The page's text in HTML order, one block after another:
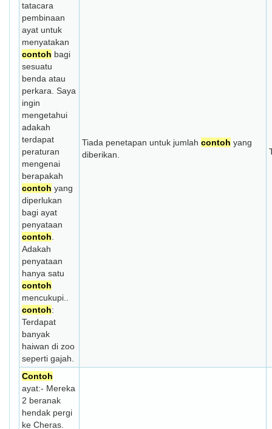
tatacara
pembinaan
ayat untuk
menyatakan
contoh bagi
sesuatu
benda atau
perkara. Saya
ingin
mengetahui
adakah
terdapat
peraturan
mengenai
berapakah
contoh yang
diperlukan
bagi ayat
penyataan
contoh
Adakah
penyataan
hanya satu
contoh
mencukupi..
contoh:
Terdapat
banyak
haiwan di zoo
seperti gajah.
Tiada penetapan untuk jumlah contoh yang
diberikan.
Contoh
ayat:- Mereka
2 beranak
hendak pergi
ke Cheras.